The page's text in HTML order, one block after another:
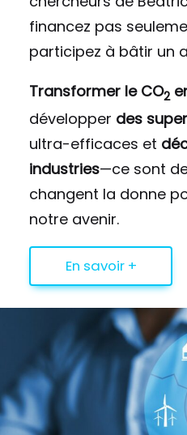
financez pas
participez à bâtir un
Transformer le CO2
développer des
ultra-efficaces et
industries—ce sont
changent la donne
notre avenir.
En savoir +